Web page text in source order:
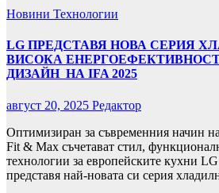
Новини Технологии
LG ПРЕДСТАВЯ НОВА СЕРИЯ
ВИСОКА
ДИЗАЙН НА IFA 2025
август 20, 2025 Редактор
Оптимизиран за съвременния начин
Fit & Max съчетават стил,
технологии за европейските кухни
представя най-новата си серия